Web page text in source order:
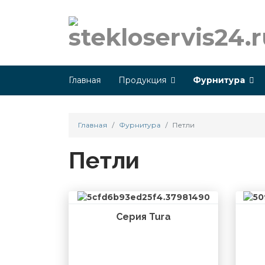
Главная Продукция Фурнитура
Главная Фурнитура Петли
Петли
Серия Tura